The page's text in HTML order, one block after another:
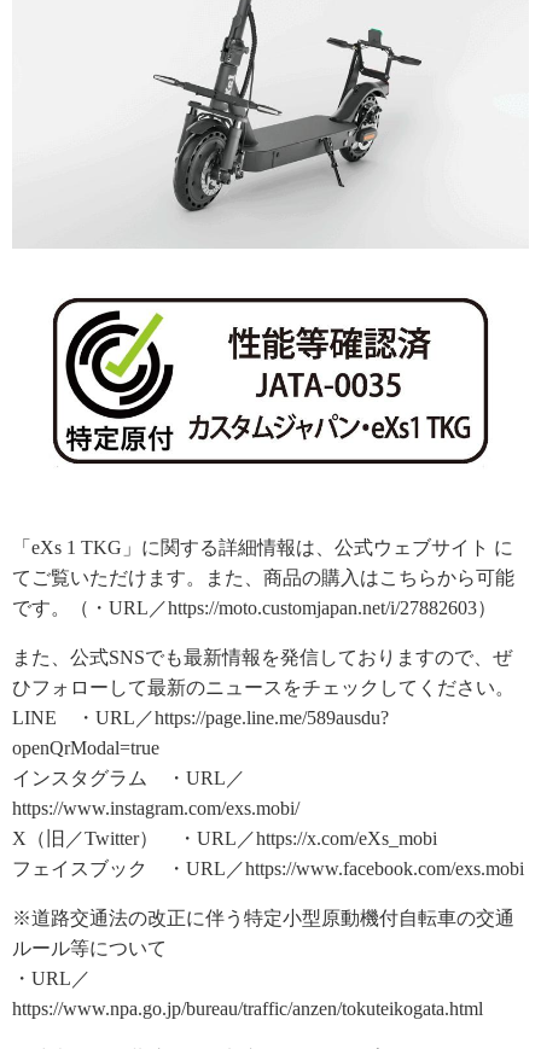
「eXs 1 TKG」に関する詳細情報は、公式ウェブサイト に
てご覧いただけます。また、商品の購入はこちらから可能
です。（・URL／https://moto.customjapan.net/i/27882603）
また、公式SNSでも最新情報を発信しておりますので、ぜ
ひフォローして最新のニュースをチェックしてください。
LINE ・URL／https://page.line.me/589ausdu?
openQrModal=true
インスタグラム ・URL／
https://www.instagram.com/exs.mobi/
X（旧／Twitter） ・URL／https://x.com/eXs_mobi
フェイスブック ・URL／https://www.facebook.com/exs.mobi
※道路交通法の改正に伴う特定小型原動機付自転車の交通
ルール等について
・URL／
https://www.npa.go.jp/bureau/traffic/anzen/tokuteikogata.html